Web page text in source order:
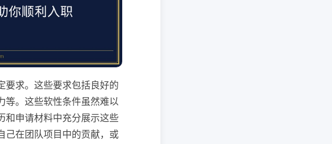
要求。这些要求包括良好的
等。这些软性条件虽然难以
和申请材料中充分展示这些
己在团队项目中的贡献，或